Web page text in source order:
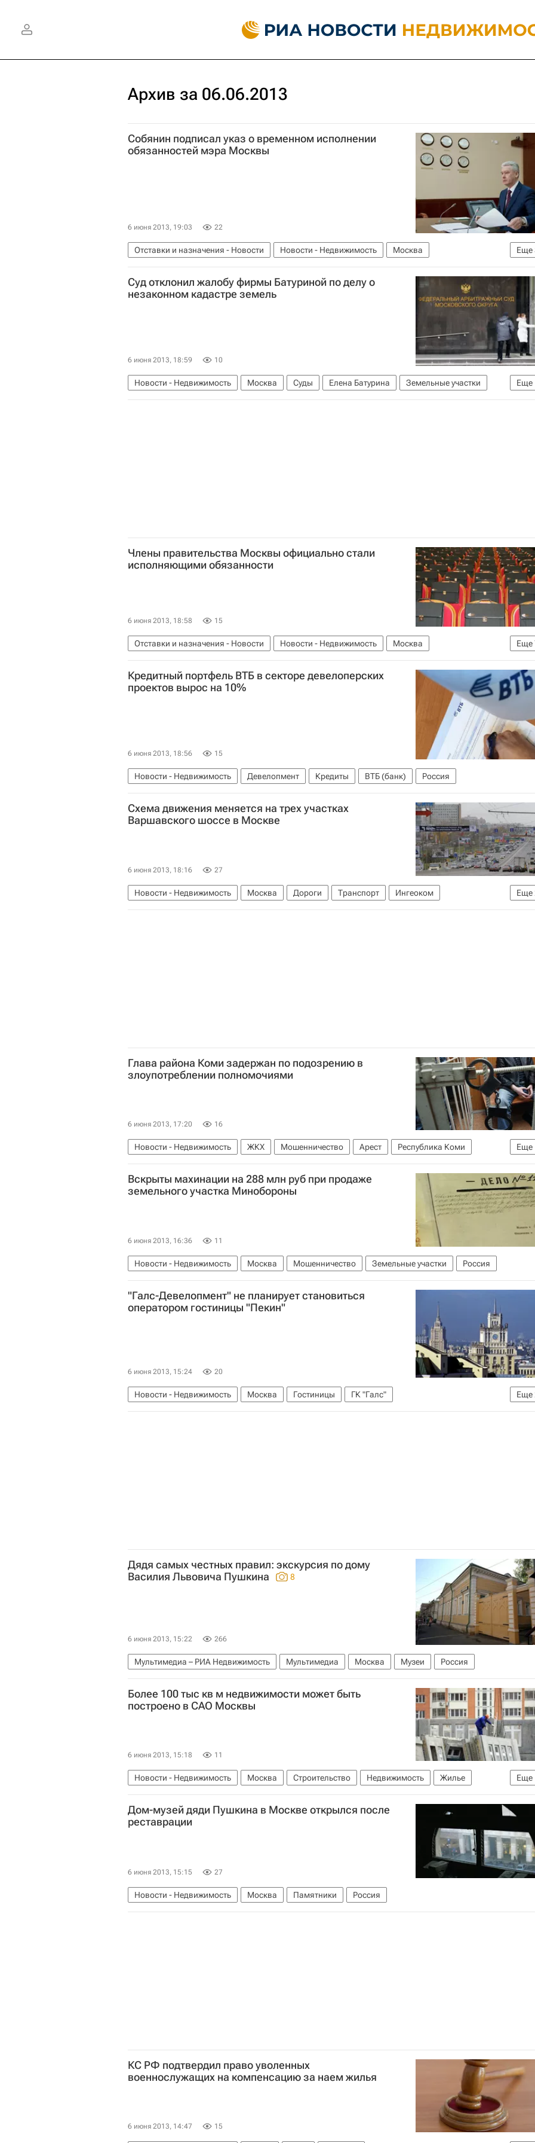
Архив за 06.06.2013
Собянин подписал указ о временном исполнении
обязанностей мэра Москвы
6 июня 2013, 19:03 22
Еще
Отставки и назначения - Новости Новости - Недвижимость
Москва
Сергей Собянин
Назначения Россия
Суд отклонил жалобу фирмы Батуриной по делу о
незаконном кадастре земель
6 июня 2013, 18:59 10
Еще
Новости - Недвижимость Москва Суды Елена Батурина
Земельные участки
Россия
Члены правительства Москвы официально стали
исполняющими обязанности
6 июня 2013, 18:58 15
Еще
Отставки и назначения - Новости Новости - Недвижимость
Москва
Сергей Собянин
Марат Хуснуллин Александр Кибовский
Назначения
Чиновники
Наталья Сергунина Россия
Кредитный портфель ВТБ в секторе девелоперских
проектов вырос на 10%
6 июня 2013, 18:56 15
Новости - Недвижимость Девелопмент Кредиты ВТБ (банк) Россия
Схема движения меняется на трех участках
Варшавского шоссе в Москве
6 июня 2013, 18:16 27
Еще
Новости - Недвижимость Москва Дороги Транспорт
Ингеоком
Инфраструктура
Россия
Глава района Коми задержан по подозрению в
злоупотреблении полномочиями
6 июня 2013, 17:20 16
Еще
Новости - Недвижимость ЖКХ Мошенничество Арест
Республика Коми
Россия
Вскрыты махинации на 288 млн руб при продаже
земельного участка Минобороны
6 июня 2013, 16:36 11
Новости - Недвижимость Москва Мошенничество Земельные участки Россия
"Галс-Девелопмент" не планирует становиться
оператором гостиницы "Пекин"
6 июня 2013, 15:24 20
Еще
Новости - Недвижимость Москва Гостиницы
ГК "Галс"
Коммерческая недвижимость
Россия
Дядя самых честных правил: экскурсия по дому
Василия Львовича Пушкина
8
6 июня 2013, 15:22 266
Мультимедиа – РИА Недвижимость Мультимедиа Москва Музеи Россия
Более 100 тыс кв м недвижимости может быть
построено в САО Москвы
6 июня 2013, 15:18 11
Еще
Новости - Недвижимость Москва Строительство Недвижимость
Жилье
Россия
Дом-музей дяди Пушкина в Москве открылся после
реставрации
6 июня 2013, 15:15 27
Новости - Недвижимость Москва Памятники Россия
КС РФ подтвердил право уволенных
военнослужащих на компенсацию за наем жилья
6 июня 2013, 14:47 15